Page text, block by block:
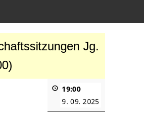
Jg.
19:00
9. 09. 2025